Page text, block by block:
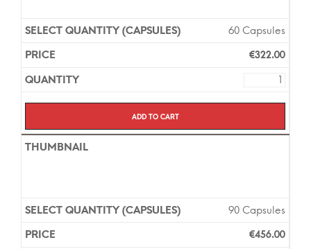
60 Capsules
€322.00
Add to cart
90 Capsules
€456.00